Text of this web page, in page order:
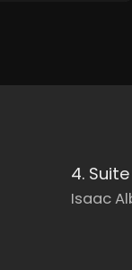
Isaac